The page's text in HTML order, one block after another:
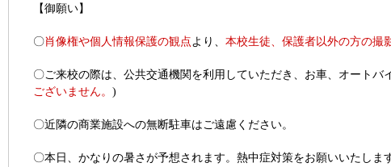
【御願い】
〇肖像権や個人情報保護の観点より、 本校生徒、保護者以外の方の撮
〇ご来校の際は、公共交通機関を利用していただき、お車、オート
ございません。 )
〇近隣の商業施設への無断駐車はご遠慮ください。
〇本日、かなりの暑さが予想されます。熱中症対策をお願いいたしま